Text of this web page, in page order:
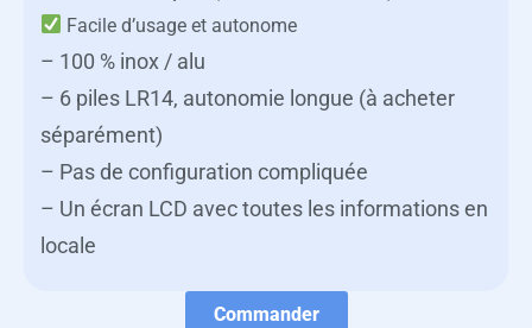
Facile d’usage et autonome
– 100 % inox / alu
– 6 piles LR14, autonomie longue (à acheter
séparément)
– Pas de configuration compliquée
– Un écran LCD avec toutes les informations en
locale
Commander